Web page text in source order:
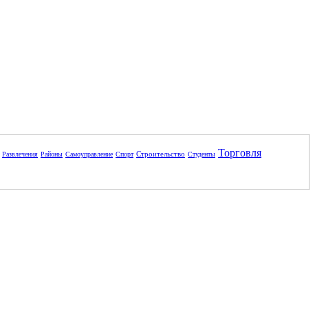
Развлечения Районы Самоуправление Спорт Строительство Студенты Торговля